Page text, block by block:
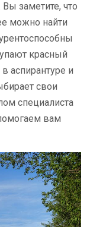
заметите, что
можно найти
красный
аспирантуре и
свои
специалиста
вам